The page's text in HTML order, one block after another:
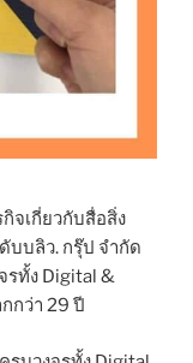
จเกี่ยวกับสื่อสิ่ง
บบลิว. กรุ๊ป จำกัด
ทั้ง Digital &
กว่า 29 ปี